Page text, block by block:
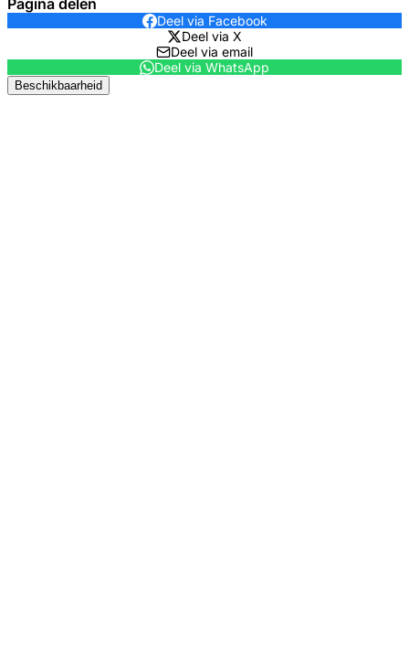
Pagina delen
Deel via Facebook
Deel via X
Deel via email
Deel via WhatsApp
Beschikbaarheid